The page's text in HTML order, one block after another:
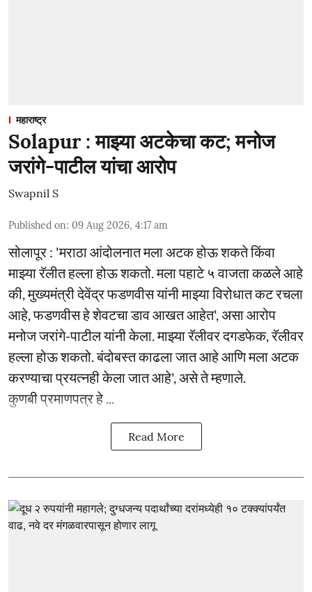
महाराष्ट्र
Solapur : माझ्या अटकेचा कट; मनोज
जरांगे-पाटील यांचा आरोप
Swapnil S
Published on: 09 Aug 2026, 4:17 am
सोलापूर : 'मराठा आंदोलनात मला अटक होऊ शकते किंवा
माझ्या रॅलीत हल्ला होऊ शकतो. मला पहाटे ५ वाजता कळले आहे
की, मुख्यमंत्री देवेंद्र फडणवीस यांनी माझ्या विरोधात कट रचला
आहे, फडणवीस हे शेवटचा डाव आखत आहेत', असा आरोप
मनोज जरांगे-पाटील यांनी केला. माझ्या रॅलीवर दगडफेक, रॅलीवर
हल्ला होऊ शकतो. बंदोबस्त काढला जात आहे आणि मला अटक
करण्याचा प्रयत्नही केला जात आहे', असे ते म्हणाले.
कुणबी प्रमाणपत्र हे ...
Read More